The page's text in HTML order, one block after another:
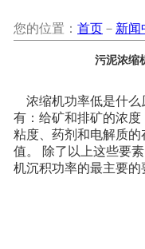
您的位置： 首页 － 新闻
污泥浓缩
浓缩机功率低是什么
有：给矿和排矿的浓
粘度、药剂和电解质
值。 除了以上这些要
机沉积功率的最主要的